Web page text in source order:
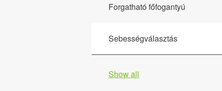
Forgatható főfogantyú
Sebességválasztás
Show all